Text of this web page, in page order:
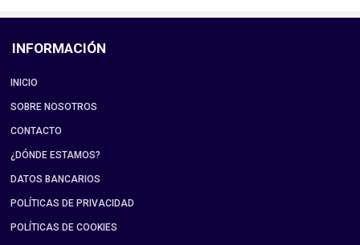
INFORMACIÓN
INICIO
SOBRE NOSOTROS
CONTACTO
¿DÓNDE ESTAMOS?
DATOS BANCARIOS
POLÍTICAS DE PRIVACIDAD
POLÍTICAS DE COOKIES